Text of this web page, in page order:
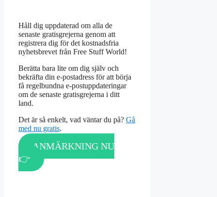
Håll dig uppdaterad om alla de
senaste gratisgrejerna genom att
registrera dig för det kostnadsfria
nyhetsbrevet från Free Stuff World!
Berätta bara lite om dig själv och
bekräfta din e-postadress för att börja
få regelbundna e-postuppdateringar
om de senaste gratisgrejerna i ditt
land.
Det är så enkelt, vad väntar du på? Gå
med nu gratis.
ANMÄRKNING NU
👉